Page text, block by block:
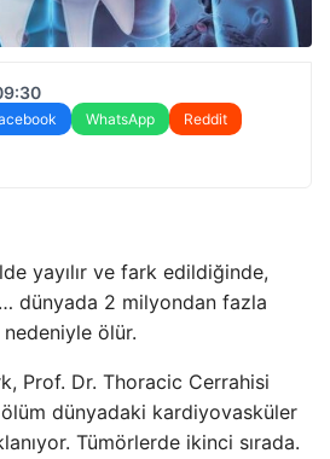
WhatsApp
Reddit
yayılır ve fark edildiğinde,
dünyada 2 milyondan fazla
ölür.
Prof. Dr. Thoracic Cerrahisi
ölüm dünyadaki kardiyovasküler
Tümörlerde ikinci sırada.